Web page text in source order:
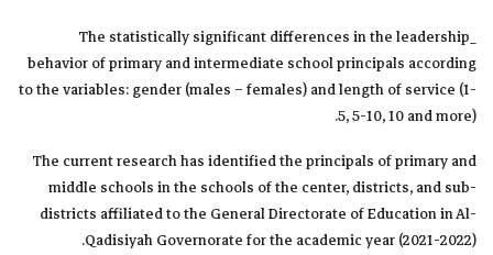
_The statistically significant differences in the leadership
behavior of primary and intermediate school principals according
to the variables: gender (males – females) and length of service (1-
5, 5-10, 10 and more).
The current research has identified the principals of primary and
middle schools in the schools of the center, districts, and sub-
districts affiliated to the General Directorate of Education in Al-
Qadisiyah Governorate for the academic year (2021-2022).